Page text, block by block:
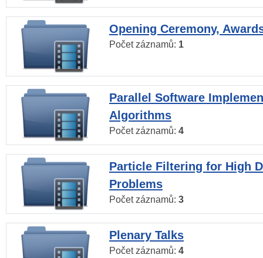
Opening Ceremony,
Počet záznamů: 1
Parallel Software
Algorithms
Počet záznamů: 4
Particle Filtering for High
Problems
Počet záznamů: 3
Plenary Talks
Počet záznamů: 4